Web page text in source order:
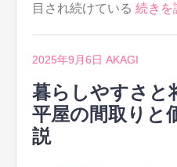
目され続けている 続き
2025年9月6日 AKAGI
暮らしやすさと
平屋の間取りと
説